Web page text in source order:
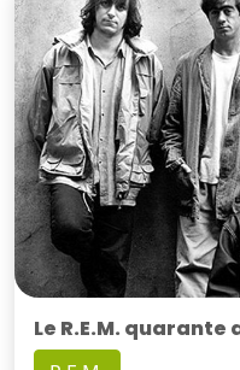
Le R.E.M. quarante